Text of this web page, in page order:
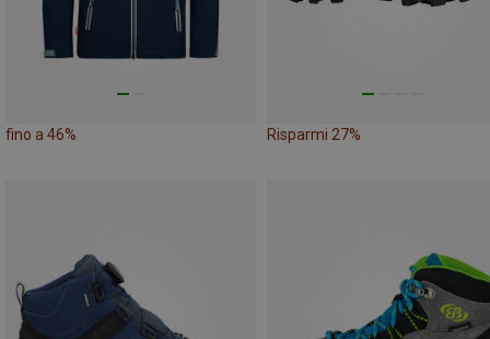
fino a 46% Risparmi 27%